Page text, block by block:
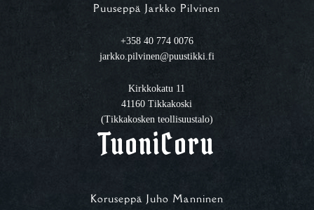
Puuseppä Jarkko Pilvinen
+358 40 774 0076
jarkko.pilvinen@puustikki.fi
Kirkkokatu 11
41160 Tikkakoski
(Tikkakosken teollisuustalo)
TuoniCoru
Koruseppä Juho Manninen